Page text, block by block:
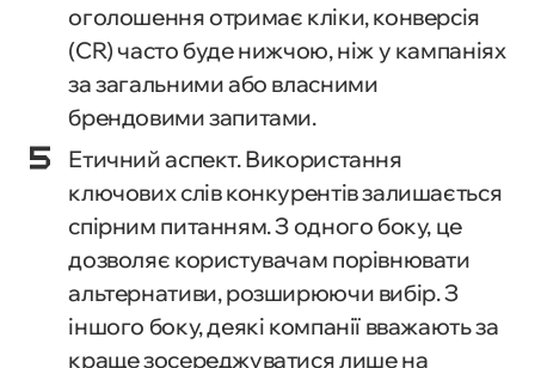
оголошення отримає кліки, конверсія
(CR) часто буде нижчою, ніж у кампаніях
за загальними або власними
брендовими запитами.
Етичний аспект. Використання
ключових слів конкурентів залишається
спірним питанням. З одного боку, це
дозволяє користувачам порівнювати
альтернативи, розширюючи вибір. З
іншого боку, деякі компанії вважають за
краще зосереджуватися лише на